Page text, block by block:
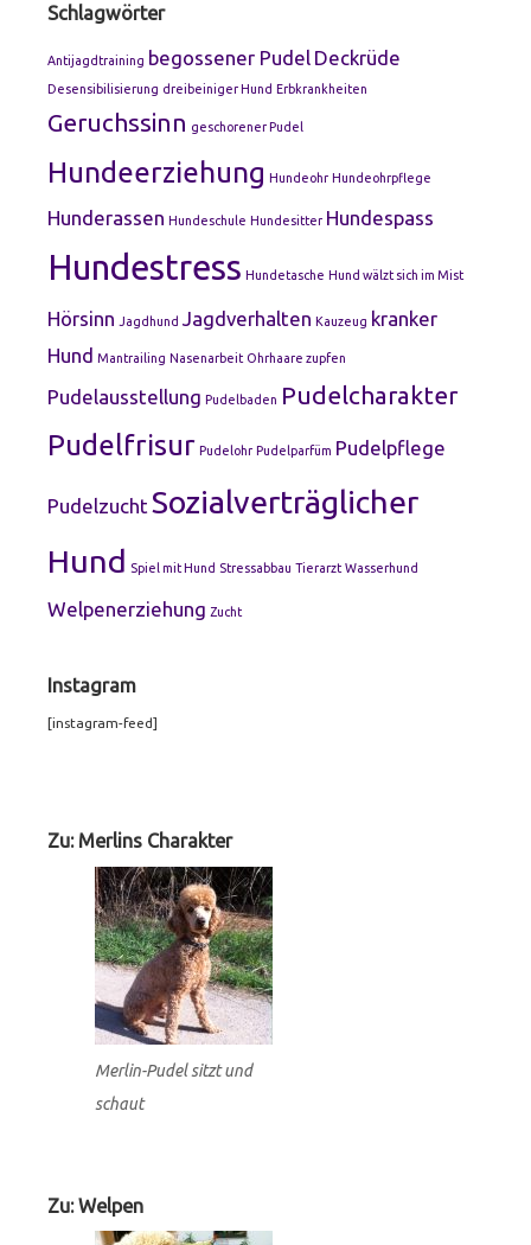
Schlagwörter
Antijagdtraining begossener Pudel Deckrüde
Desensibilisierung dreibeiniger Hund Erbkrankheiten
Geruchssinn geschorener Pudel
Hundeerziehung Hundeohr Hundeohrpflege
Hunderassen Hundeschule Hundesitter Hundespass
Hundestress Hundetasche Hund wälzt sich im Mist
Hörsinn Jagdhund Jagdverhalten Kauzeug kranker
Hund Mantrailing Nasenarbeit Ohrhaare zupfen
Pudelausstellung Pudelbaden Pudelcharakter
Pudelfrisur Pudelohr Pudelparfüm Pudelpflege
Pudelzucht Sozialverträglicher
Hund Spiel mit Hund Stressabbau Tierarzt Wasserhund
Welpenerziehung Zucht
Instagram
[instagram-feed]
Widgets
Zu: Merlins Charakter
Merlin-Pudel sitzt und
schaut
Zu: Welpen